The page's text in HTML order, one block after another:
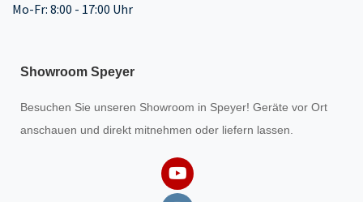
Mo-Fr: 8:00 - 17:00 Uhr
Showroom Speyer
Besuchen Sie unseren Showroom in Speyer! Geräte vor Ort
anschauen und direkt mitnehmen oder liefern lassen.